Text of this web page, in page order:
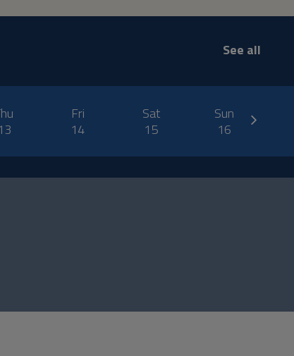
See all
Fri
14
Sat
15
Sun
16